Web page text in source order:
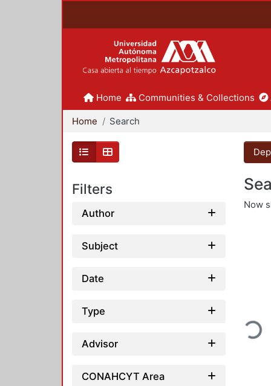
Home Communities & Collections
Home Search
Filters
Author
Subject
Date
Type
Advisor
CONAHCYT Area
Now
Loading...